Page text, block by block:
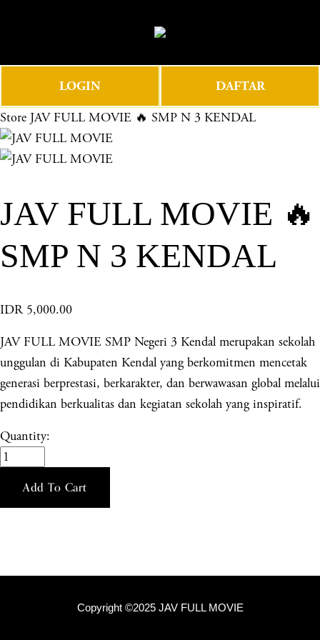
e
e
n
u
LOGIN DAFTAR
Store JAV FULL MOVIE 🔥 SMP N 3 KENDAL
JAV FULL MOVIE 🔥
SMP N 3 KENDAL
IDR 5,000.00
JAV FULL MOVIE SMP Negeri 3 Kendal merupakan sekolah
unggulan di Kabupaten Kendal yang berkomitmen mencetak
generasi berprestasi, berkarakter, dan berwawasan global melalui
pendidikan berkualitas dan kegiatan sekolah yang inspiratif.
Quantity:
Add To Cart
Copyright ©2025 JAV FULL MOVIE